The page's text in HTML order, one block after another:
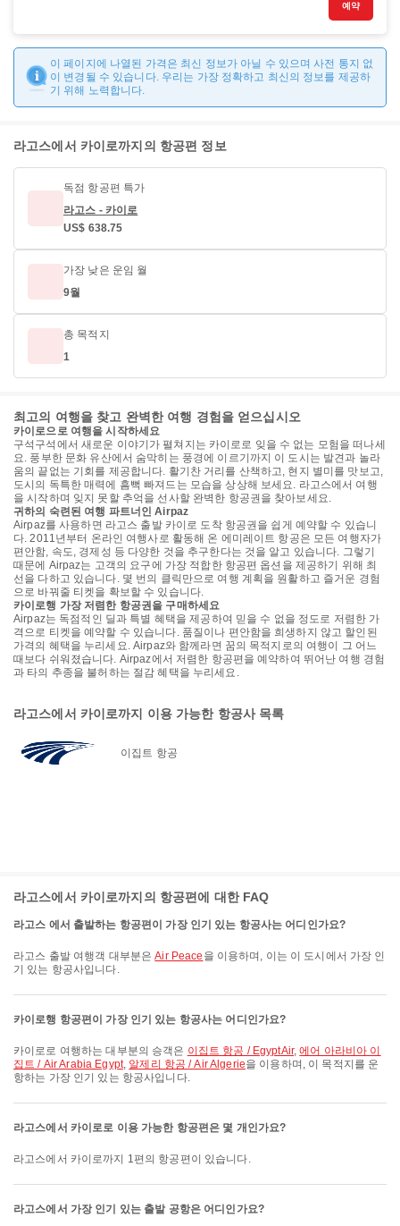
예약
이 페이지에 나열된 가격은 최신 정보가 아닐 수 있으며 사전 통지 없
이 변경될 수 있습니다. 우리는 가장 정확하고 최신의 정보를 제공하
기 위해 노력합니다.
라고스에서 카이로까지의 항공편 정보
독점 항공편 특가
라고스 - 카이로
US$ 638.75
가장 낮은 운임 월
9월
총 목적지
1
최고의 여행을 찾고 완벽한 여행 경험을 얻으십시오
카이로으로 여행을 시작하세요
구석구석에서 새로운 이야기가 펼쳐지는 카이로로 잊을 수 없는 모험을 떠나세
요. 풍부한 문화 유산에서 숨막히는 풍경에 이르기까지 이 도시는 발견과 놀라
움의 끝없는 기회를 제공합니다. 활기찬 거리를 산책하고, 현지 별미를 맛보고,
도시의 독특한 매력에 흠뻑 빠져드는 모습을 상상해 보세요. 라고스에서 여행
을 시작하며 잊지 못할 추억을 선사할 완벽한 항공권을 찾아보세요.
귀하의 숙련된 여행 파트너인 Airpaz
Airpaz를 사용하면 라고스 출발 카이로 도착 항공권을 쉽게 예약할 수 있습니
다. 2011년부터 온라인 여행사로 활동해 온 에미레이트 항공은 모든 여행자가
편안함, 속도, 경제성 등 다양한 것을 추구한다는 것을 알고 있습니다. 그렇기
때문에 Airpaz는 고객의 요구에 가장 적합한 항공편 옵션을 제공하기 위해 최
선을 다하고 있습니다. 몇 번의 클릭만으로 여행 계획을 원활하고 즐거운 경험
으로 바꿔줄 티켓을 확보할 수 있습니다.
카이로행 가장 저렴한 항공권을 구매하세요
Airpaz는 독점적인 딜과 특별 혜택을 제공하여 믿을 수 없을 정도로 저렴한 가
격으로 티켓을 예약할 수 있습니다. 품질이나 편안함을 희생하지 않고 할인된
가격의 혜택을 누리세요. Airpaz와 함께라면 꿈의 목적지로의 여행이 그 어느
때보다 쉬워졌습니다. Airpaz에서 저렴한 항공편을 예약하여 뛰어난 여행 경험
과 타의 추종을 불허하는 절감 혜택을 누리세요.
라고스에서 카이로까지 이용 가능한 항공사 목록
이집트 항공
라고스에서 카이로까지의 항공편에 대한 FAQ
라고스 에서 출발하는 항공편이 가장 인기 있는 항공사는 어디인가요?
라고스 출발 여행객 대부분은Air Peace 을 이용하며, 이는 이 도시에서 가장 인
기 있는 항공사입니다.
카이로행 항공편이 가장 인기 있는 항공사는 어디인가요?
카이로로 여행하는 대부분의 승객은 이집트 항공 / EgyptAir,에어 아라비아 이
집트 / Air Arabia Egypt, 알제리 항공 / Air Algerie을 이용하며, 이 목적지를 운
항하는 가장 인기 있는 항공사입니다.
라고스에서 카이로로 이용 가능한 항공편은 몇 개인가요?
라고스에서 카이로까지 1편의 항공편이 있습니다.
라고스에서 가장 인기 있는 출발 공항은 어디인가요?